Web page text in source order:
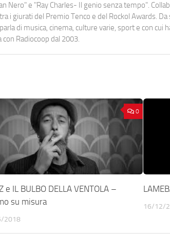
Nero" e "Ray Charles- Il genio senza tempo".
i giurati del Premio Tenco e del Rockol Awards.
di musica, cinema, culture varie, sport e con cui
Radiocoop dal 2003.
0
e IL BULBO DELLA VENTOLA –
su misura
2018
16/12/